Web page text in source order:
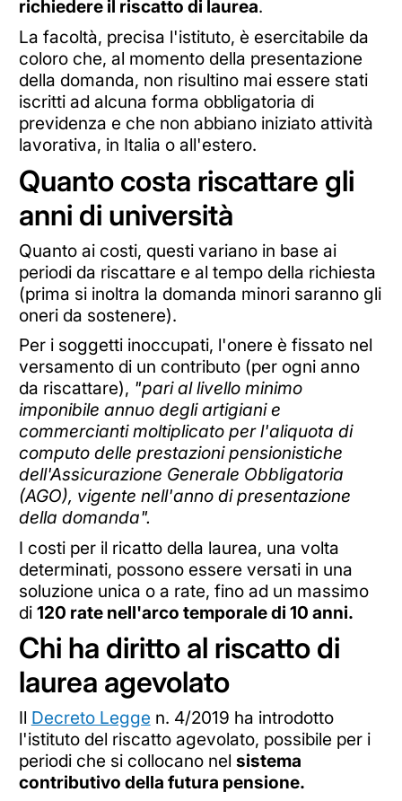
richiedere il riscatto di laurea.
La facoltà, precisa l'istituto, è esercitabile da
coloro che, al momento della presentazione
della domanda, non risultino mai essere stati
iscritti ad alcuna forma obbligatoria di
previdenza e che non abbiano iniziato attività
lavorativa, in Italia o all'estero.
Quanto costa riscattare gli
anni di università
Quanto ai costi, questi variano in base ai
periodi da riscattare e al tempo della richiesta
(prima si inoltra la domanda minori saranno gli
oneri da sostenere).
Per i soggetti inoccupati, l'onere è fissato nel
versamento di un contributo (per ogni anno
da riscattare), "pari al livello minimo
imponibile annuo degli artigiani e
commercianti moltiplicato per l'aliquota di
computo delle prestazioni pensionistiche
dell'Assicurazione Generale Obbligatoria
(AGO), vigente nell'anno di presentazione
della domanda".
I costi per il ricatto della laurea, una volta
determinati, possono essere versati in una
soluzione unica o a rate, fino ad un massimo
di 120 rate nell'arco temporale di 10 anni.
Chi ha diritto al riscatto di
laurea agevolato
Il Decreto Legge n. 4/2019 ha introdotto
l'istituto del riscatto agevolato, possibile per i
periodi che si collocano nel sistema
contributivo della futura pensione.